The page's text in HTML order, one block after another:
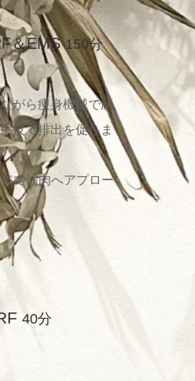
＆EMS150分
がら痩身機械で頑
手技で排出を促しま
で筋肉へアプロー
40分